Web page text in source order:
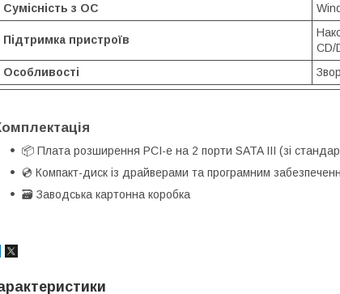
Сумісність з ОС
Підтримка пристроїв
CD/
Особливості
📦 Плата розширення PCI-e на 2 порти SATA III (зі
💿 Компакт-диск із драйверами та програмним
🗃️ Заводська картонна коробка